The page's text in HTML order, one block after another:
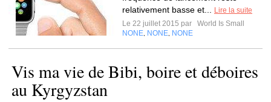
relativement basse et...
Lire la suite
Le 22 juillet 2015 par
World Is Small
NONE NONE NONE
Vis ma vie de Bibi, boire et déboires
au Kyrgyzstan